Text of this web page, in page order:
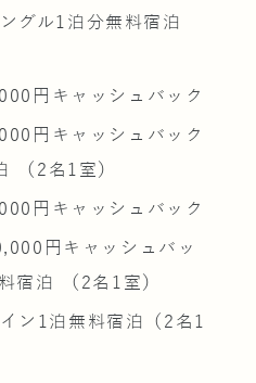
グル1泊分無料宿泊
円キャッシュバック
円キャッシュバック
（2名1室）
円キャッシュバック
円キャッシュバッ
宿泊 （2名1室）
ン1泊無料宿泊（2名1